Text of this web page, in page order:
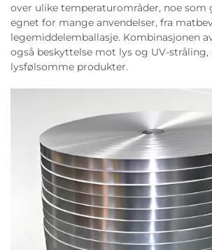
over ulike temperaturområder, noe som
egnet for mange anvendelser, fra
legemiddelemballasje. Kombinasjonen
også beskyttelse mot lys og UV-
lysfølsomme produkter.